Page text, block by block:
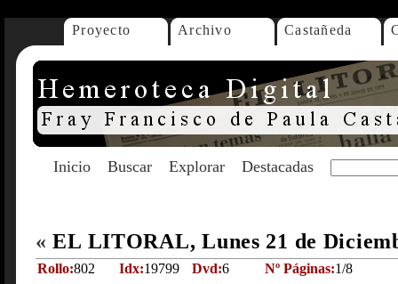
Proyecto Archivo Castañeda
Inicio Buscar Explorar Destacadas
« EL LITORAL, Lunes 21 de
Rollo:802 Idx:19799 Dvd:6 Nº Páginas:1/8